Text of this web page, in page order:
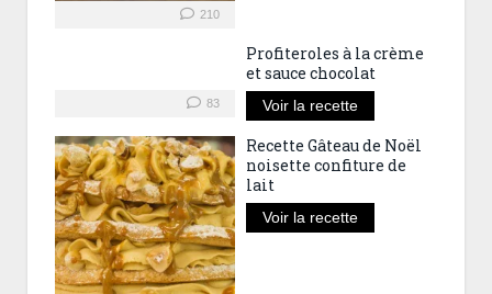
210
83
Profiteroles à la crème
et sauce chocolat
Voir la recette
Recette Gâteau de Noël
noisette confiture de
lait
Voir la recette